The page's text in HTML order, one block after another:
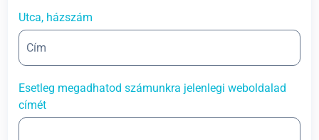
Utca, házszám
Esetleg megadhatod számunkra jelenlegi weboldalad
címét